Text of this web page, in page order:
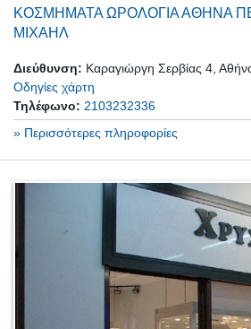
ΚΟΣΜΗΜΑΤΑ ΩΡΟΛΟΓΙΑ ΑΘΗΝΑ
ΜΙΧΑΗΛ
Διεύθυνση: Καραγιώργη Σερβίας 4,
Οδηγίες χάρτη
Τηλέφωνο: 2103232336
» Περισσότερες πληροφορίες